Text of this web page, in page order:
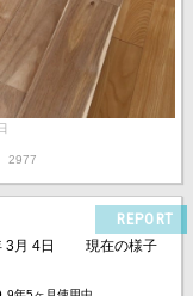
2977
REPORT
3月 4日
現在の様子